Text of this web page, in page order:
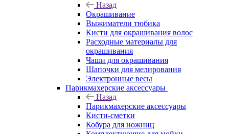
Назад
Окрашивание
Выжиматели тюбика
Кисти для окрашивания волос
Расходные материалы для
окрашивания
Чаши для окрашивания
Шапочки для мелирования
Электронные весы
Парикмахерские аксессуары
Назад
Парикмахерские аксессуары
Кисти-сметки
Кобура для ножниц